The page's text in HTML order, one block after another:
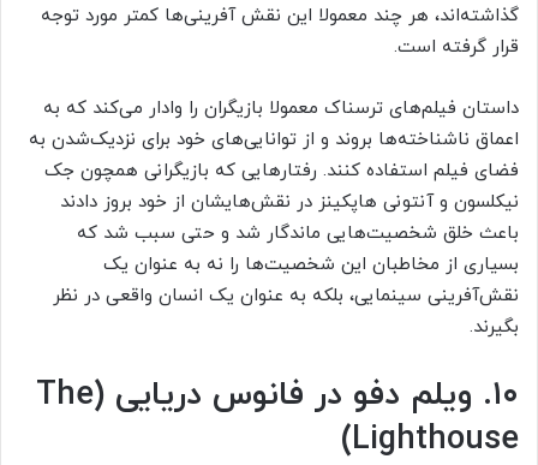
گذاشته‌اند، هر چند معمولا این نقش آفرینی‌ها کمتر مورد توجه
قرار گرفته است.
داستان فیلم‌های ترسناک معمولا بازیگران را وادار می‌کند که به
اعماق ناشناخته‌ها بروند و از توانایی‌های خود برای نزدیک‌شدن به
فضای فیلم استفاده کنند. رفتارهایی که بازیگرانی همچون جک
نیکلسون و آنتونی هاپکینز در نقش‌هایشان از خود بروز دادند
باعث خلق شخصیت‌هایی ماندگار شد و حتی سبب شد که
بسیاری از مخاطبان این شخصیت‌ها را نه به عنوان یک
نقش‌آفرینی سینمایی، بلکه به عنوان یک انسان واقعی در نظر
بگیرند.
۱۰. ویلم دفو در فانوس دریایی (The
Lighthouse)